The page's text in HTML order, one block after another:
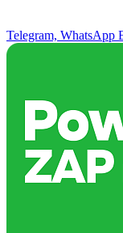
Telegram, WhatsApp